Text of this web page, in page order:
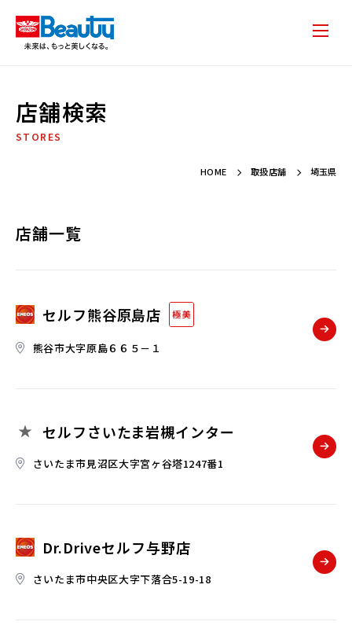
店舗検索
STORES
HOME 取扱店舗 埼玉県
店舗一覧
セルフ熊谷原島店
熊谷市大字原島６６５－１
セルフさいたま岩槻インター
さいたま市見沼区大字宮ヶ谷塔1247番1
Dr.Driveセルフ与野店
さいたま市中央区大字下落合5-19-18